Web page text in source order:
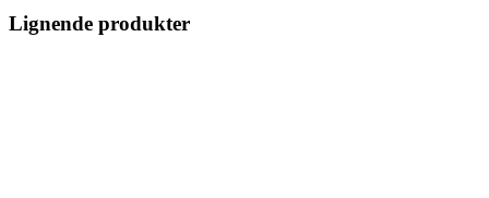
Lignende produkter